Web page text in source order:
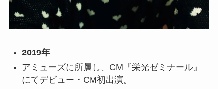
2019年
アミューズに所属し、CM『栄光ゼミナール』
にてデビュー・CM初出演。